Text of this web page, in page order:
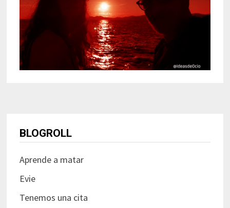
BLOGROLL
Aprende a matar
Evie
Tenemos una cita